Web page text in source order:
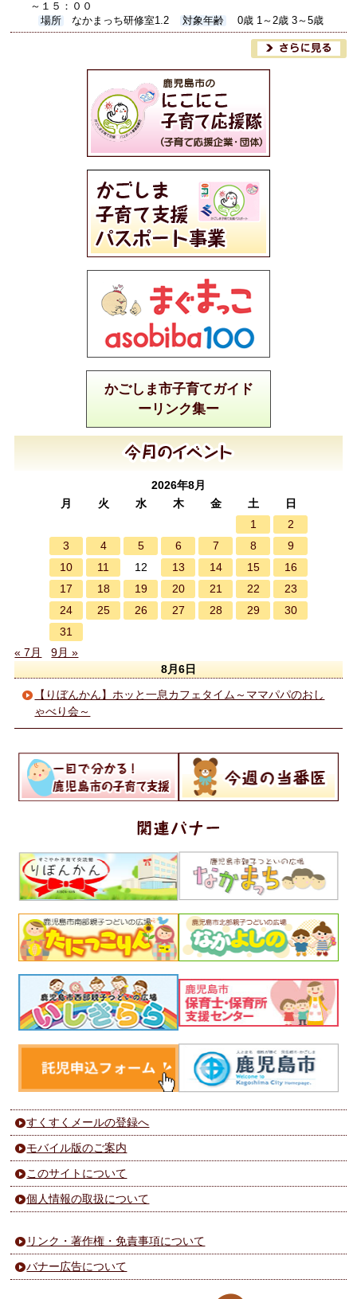
～１５：００
場所
なかまっち研修室1.2 対象年齢 0歳 1～2歳 3～5歳
かごしま市子育てガイド
ーリンク集ー
2026年8月
月
火 水 木 金 土
日
1
2
3
4 5 6 7 8
9
10
11 12 13 14 15
16
17
18 19 20 21 22
23
24
25 26 27 28 29
30
31
« 7月
9月 »
8月6日
【りぼんかん】ホッと一息カフェタイム～ママパパのおし
ゃべり会～
すくすくメールの登録へ
モバイル版のご案内
このサイトについて
個人情報の取扱について
リンク・著作権・免責事項について
バナー広告について